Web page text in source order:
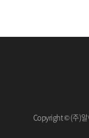
Copyright© (주)알